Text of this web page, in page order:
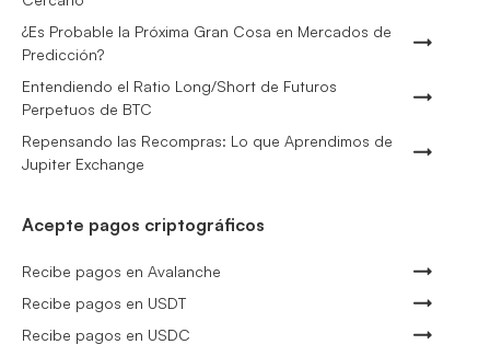
¿Es Probable la Próxima Gran Cosa en Mercados de
Predicción?
Entendiendo el Ratio Long/Short de Futuros
Perpetuos de BTC
Repensando las Recompras: Lo que Aprendimos de
Jupiter Exchange
Acepte pagos criptográficos
Recibe pagos en Avalanche
Recibe pagos en USDT
Recibe pagos en USDC